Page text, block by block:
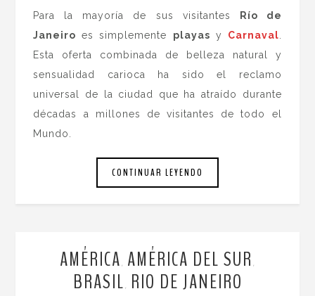
Para la mayoría de sus visitantes
Río de
Janeiro es simplemente playas y Carnaval
Esta oferta combinada de belleza natural y
sensualidad carioca ha sido el reclamo
universal de la ciudad que ha atraído durante
décadas a millones de visitantes de todo el
Mundo.
CONTINUAR LEYENDO
AMÉRICA AMÉRICA DEL SUR
BRASIL RIO DE JANEIRO